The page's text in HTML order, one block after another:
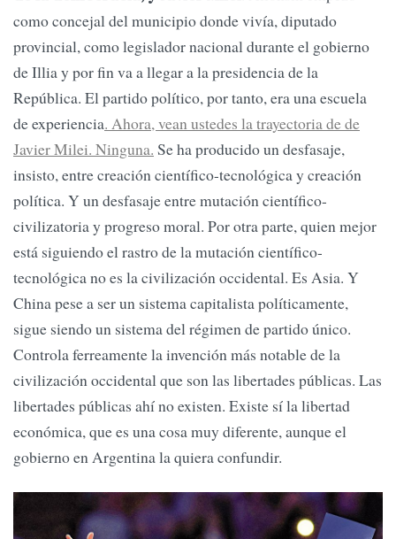
como concejal del municipio donde vivía, diputado
provincial, como legislador nacional durante el gobierno
de Illia y por fin va a llegar a la presidencia de la
República. El partido político, por tanto, era una escuela
de experiencia. Ahora, vean ustedes la trayectoria de de
Javier Milei. Ninguna. Se ha producido un desfasaje,
insisto, entre creación científico-tecnológica y creación
política. Y un desfasaje entre mutación científico-
civilizatoria y progreso moral. Por otra parte, quien mejor
está siguiendo el rastro de la mutación científico-
tecnológica no es la civilización occidental. Es Asia. Y
China pese a ser un sistema capitalista políticamente,
sigue siendo un sistema del régimen de partido único.
Controla ferreamente la invención más notable de la
civilización occidental que son las libertades públicas. Las
libertades públicas ahí no existen. Existe sí la libertad
económica, que es una cosa muy diferente, aunque el
gobierno en Argentina la quiera confundir.